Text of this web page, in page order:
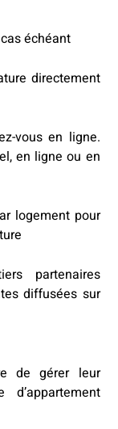
échéant
directement
vous en ligne.
en ligne ou en
logement pour
partenaires
diffusées sur
de gérer leur